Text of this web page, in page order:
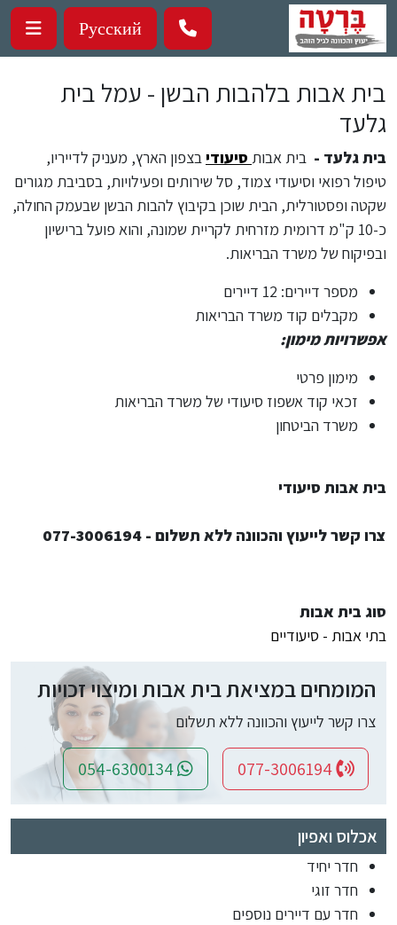
דילוג לתוכן העיקרי
Русский
בית אבות בלהבות הבשן - עמל בית
גלעד
בית גלעד - בית אבות סיעודי בצפון הארץ, מעניק לדייריו,
טיפול רפואי וסיעודי צמוד, סל שירותים ופעילויות, בסביבת מגורים
שקטה ופסטורלית, הבית שוכן בקיבוץ להבות הבשן שבעמק החולה,
כ-10 ק"מ דרומית מזרחית לקריית שמונה, והוא פועל ברישיון
ובפיקוח של משרד הבריאות.
מספר דיירים: 12 דיירים
מקבלים קוד משרד הבריאות
אפשרויות מימון:
מימון פרטי
זכאי קוד אשפוז סיעודי של משרד הבריאות
משרד הביטחון
בית אבות סיעודי
צרו קשר לייעוץ והכוונה ללא תשלום - 077-3006194
סוג בית אבות
בתי אבות - סיעודיים
המומחים במציאת בית אבות ומיצוי זכויות
צרו קשר לייעוץ והכוונה ללא תשלום
אכלוס ואפיון
חדר יחיד
חדר זוגי
חדר עם דיירים נוספים